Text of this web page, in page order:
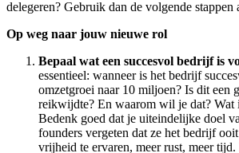
delegeren? Gebruik dan de volgende
Op weg naar jouw nieuwe rol
Bepaal wat een succesvol bedrijf is
essentieel: wanneer is het bedrijf
omzetgroei naar 10 miljoen? Is dit een
reikwijdte? En waarom wil je dat? Wat
Bedenk goed dat je uiteindelijke doel
founders vergeten dat ze het bedrijf
vrijheid te ervaren, meer rust, meer